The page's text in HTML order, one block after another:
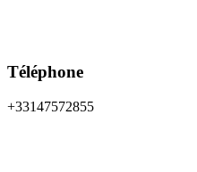
Téléphone
+33147572855